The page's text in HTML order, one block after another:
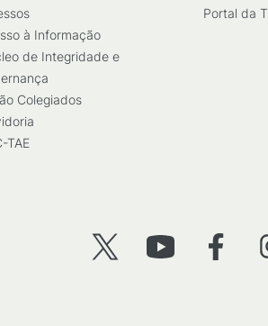
à Informação
de Integridade e
Colegiados
TAE
Portal da